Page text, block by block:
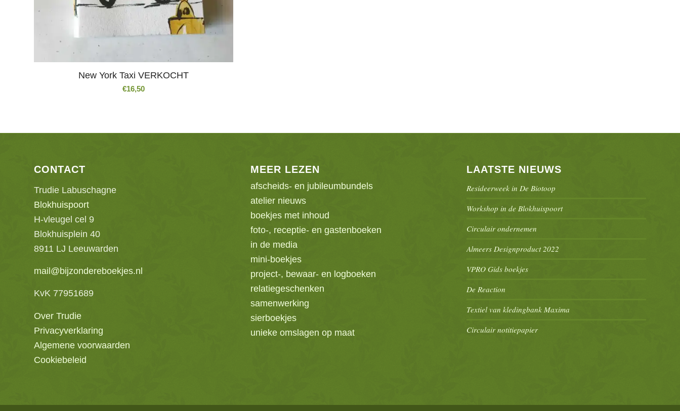
New York Taxi VERKOCHT
€16,50
CONTACT
Trudie Labuschagne
Blokhuispoort
H-vleugel cel 9
Blokhuisplein 40
8911 LJ Leeuwarden
mail@bijzondereboekjes.nl
KvK 77951689
Over Trudie
Privacyverklaring
Algemene voorwaarden
Cookiebeleid
MEER LEZEN
afscheids- en jubileumbundels
atelier nieuws
boekjes met inhoud
foto-, receptie- en gastenboeken
in de media
mini-boekjes
project-, bewaar- en logboeken
relatiegeschenken
samenwerking
sierboekjes
unieke omslagen op maat
LAATSTE NIEUWS
Resideerweek in De Biotoop
Workshop in de Blokhuispoort
Circulair ondernemen
Almeers Designproduct 2022
VPRO Gids boekjes
De Reaction
Textiel van kledingbank Maxima
Circulair notitiepapier